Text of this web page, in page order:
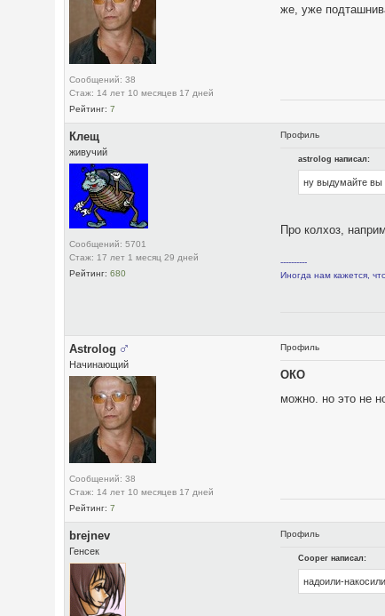
Сообщений: 38
Стаж: 14 лет 10 месяцев 17 дней
Рейтинг: 7
же, уже
Клещ
живучий
Сообщений: 5701
Стаж: 17 лет 1 месяц 29 дней
Рейтинг: 680
Профиль
astrolog написал:
ну выдумайте вы
Про колхоз,
----------
Иногда нам кажется,
Astrolog
Начинающий
Сообщений: 38
Стаж: 14 лет 10 месяцев 17 дней
Рейтинг: 7
Профиль
ОКО
можно. но это не
brejnev
Генсек
Профиль
Cooper написал:
надоили-